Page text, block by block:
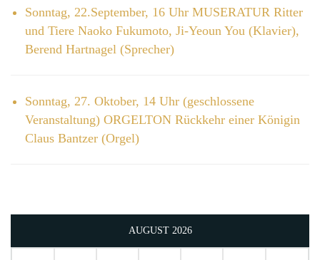
Sonntag, 22.September, 16 Uhr MUSERATUR Ritter
und Tiere Naoko Fukumoto, Ji-Yeoun You (Klavier),
Berend Hartnagel (Sprecher)
Sonntag, 27. Oktober, 14 Uhr (geschlossene
Veranstaltung) ORGELTON Rückkehr einer Königin
Claus Bantzer (Orgel)
AUGUST 2026